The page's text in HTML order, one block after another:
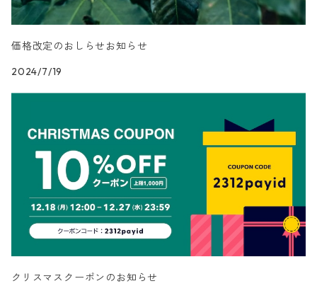
価格改定のおしらせお知らせ
2024/7/19
クリスマスクーポンのお知らせ